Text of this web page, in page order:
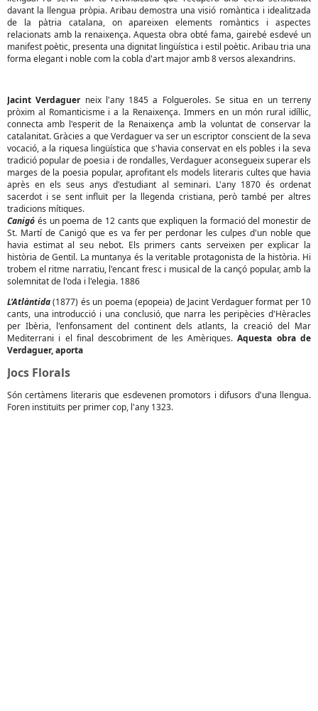
davant la llengua pròpia. Aribau demostra una visió romàntica i idealitzada
de la pàtria catalana, on apareixen elements romàntics i aspectes
relacionats amb la renaixença. Aquesta obra obté fama, gairebé esdevé un
manifest poètic, presenta una dignitat lingüística i estil poètic. Aribau tria una
forma elegant i noble com la cobla d'art major amb 8 versos alexandrins.
Jacint Verdaguerneix l'any 1845 a Folgueroles. Se situa en un terreny
pròxim al Romanticisme i a la Renaixença. Immers en un món rural idíl·lic,
connecta amb l'esperit de la Renaixença amb la voluntat de conservar la
catalanitat. Gràcies a que Verdaguer va ser un escriptor conscient de la seva
vocació, a la riquesa lingüística que s'havia conservat en els pobles i la seva
tradició popular de poesia i de rondalles, Verdaguer aconsegueix superar els
marges de la poesia popular, aprofitant els models literaris cultes que havia
après en els seus anys d'estudiant al seminari. L'any 1870 és ordenat
sacerdot i se sent influït per la llegenda cristiana, però també per altres
tradicions mítiques.
Canigó és un poema de 12 cants que expliquen la formació del monestir de
St. Martí de Canigó que es va fer per perdonar les culpes d'un noble que
havia estimat al seu nebot. Els primers cants serveixen per explicar la
història de Gentil. La muntanya és la veritable protagonista de la història. Hi
trobem el ritme narratiu, l'encant fresc i musical de la cançó popular, amb la
solemnitat de l'oda i l'elegia. 1886
L'Atlàntida(1877) és un poema (epopeia) de Jacint Verdaguer format per 10
cants, una introducció i una conclusió, que narra les peripècies d'Hèracles
per Ibèria, l'enfonsament del continent dels atlants, la creació del Mar
Mediterrani i el final descobriment de les Amèriques.Aquesta obra de
Verdaguer, aporta
Jocs Florals
Són certàmens literaris que esdevenen promotors i difusors d'una llengua.
Foren instituïts per primer cop, l'any 1323.